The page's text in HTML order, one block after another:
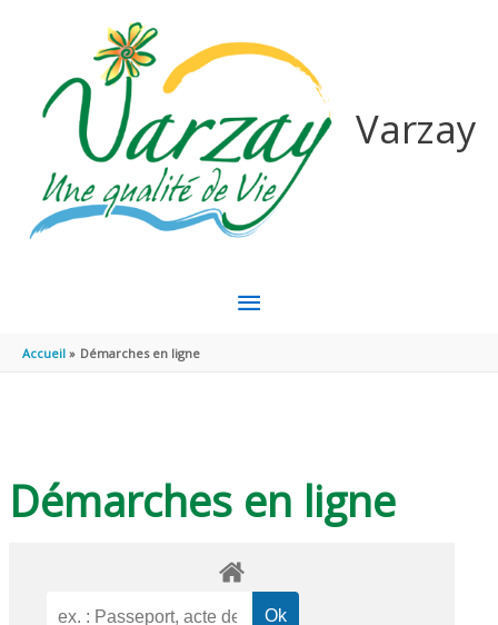
Varzay
MENU
Accueil Démarches en ligne
Démarches en ligne